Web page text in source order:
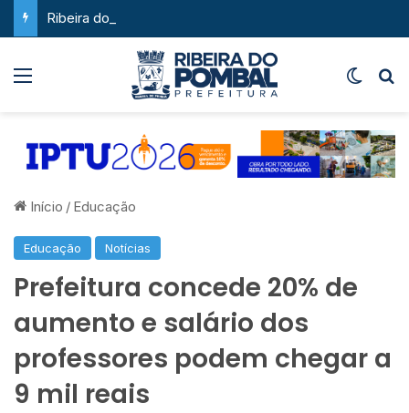
Início / Educação
Educação Notícias
Prefeitura concede 20% de
aumento e salário dos
professores podem chegar a
9 mil reais